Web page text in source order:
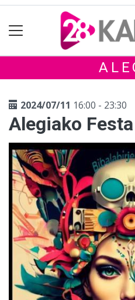
2024/07/11 16:00 - 23:30
Alegiako